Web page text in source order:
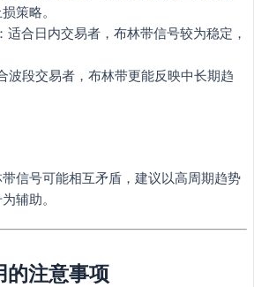
策略。
：适合日内交易者，布林带信号较为稳定，
波段交易者，布林带更能反映中长期趋
信号可能相互矛盾，建议以高周期趋势
辅助。
的注意事项